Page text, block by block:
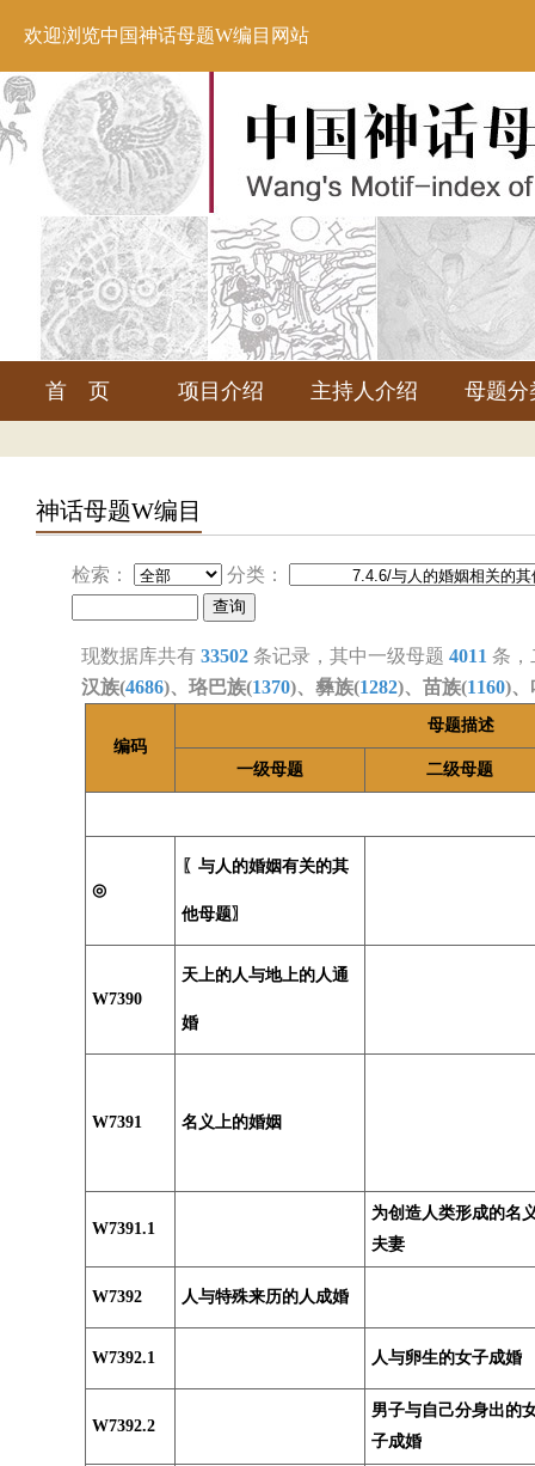
欢迎浏览中国神话母题W编目网站
首 页 项目介绍 主持人介绍 母题分
神话母题W编目
检索： 分类：
现数据库共有 33502 条记录，其中一级母题 4011 条
汉族(4686)、珞巴族(1370)、彝族(1282)、苗族(1160)、
编码
母题描述
一级母题 二级母题
◎
〖与人的婚姻有关的其
他母题〗
W7390
天上的人与地上的人通
婚
W7391 名义上的婚姻
W7391.1
为创造人类形成的名
夫妻
W7392 人与特殊来历的人成婚
W7392.1 人与卵生的女子成婚
W7392.2
男子与自己分身出的
子成婚